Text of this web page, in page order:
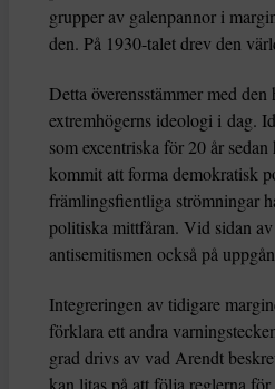
grupper av galenpannor i
den. På 1930-talet drev den
Detta överensstämmer med
extremhögerns ideologi i dag.
som excentriska för 20 år
kommit att forma demokratisk
främlingsfientliga strömningar
politiska mittfåran. Vid sidan
antisemitismen också på
Integreringen av tidigare
förklara ett andra
grad drivs av vad Arendt
kan litas på att följa reglerna